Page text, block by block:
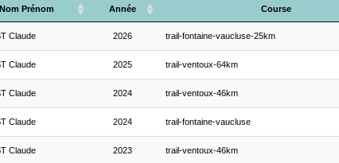
Nom Prénom Année Course
Claude 2026 trail-fontaine-vaucluse-25km
Claude 2025 trail-ventoux-64km
Claude 2024 trail-ventoux-46km
Claude 2024 trail-fontaine-vaucluse
Claude 2023 trail-ventoux-46km